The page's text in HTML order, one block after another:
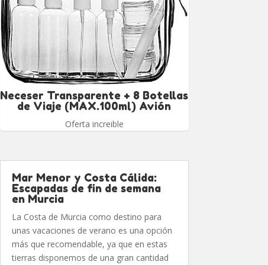
Neceser Transparente + 8 Botellas
de Viaje (MAX.100ml) Avión
Oferta increible
Mar Menor y Costa Cálida:
Escapadas de fin de semana
en Murcia
La Costa de Murcia como destino para
unas vacaciones de verano es una opción
más que recomendable, ya que en estas
tierras disponemos de una gran cantidad